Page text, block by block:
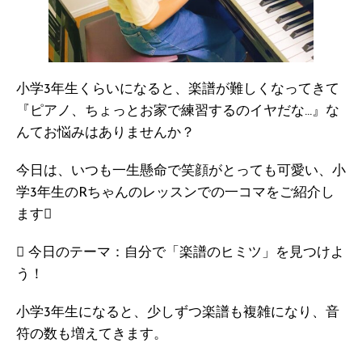
小学3年生くらいになると、楽譜が難しくなってきて
『ピアノ、ちょっとお家で練習するのイヤだな…』な
んてお悩みはありませんか？
今日は、いつも一生懸命で笑顔がとっても可愛い、小
学3年生のRちゃんのレッスンでの一コマをご紹介し
ます
 今日のテーマ：自分で「楽譜のヒミツ」を見つけよ
う！
小学3年生になると、少しずつ楽譜も複雑になり、音
符の数も増えてきます。